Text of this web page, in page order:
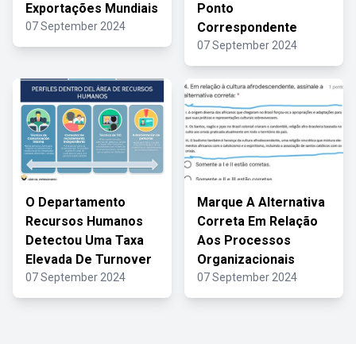
Exportações Mundiais
07 September 2024
Ponto
Correspondente
07 September 2024
O Departamento
Recursos Humanos
Detectou Uma Taxa
Elevada De Turnover
07 September 2024
Marque A Alternativa
Correta Em Relação
Aos Processos
Organizacionais
07 September 2024